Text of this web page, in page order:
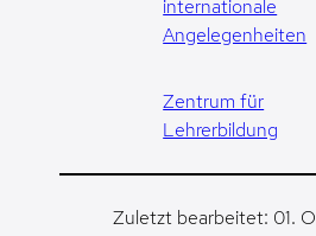
internationale
Angelegenheiten
Zentrum für
Lehrerbildung
Zuletzt bearbeitet: 01.